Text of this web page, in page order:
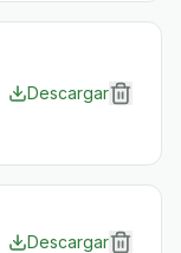
Descargar
Descargar